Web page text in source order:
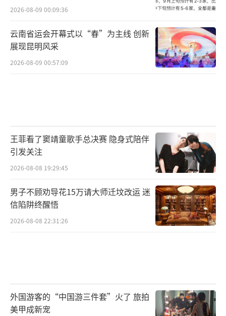
2026-08-09 00:09:36
云南省运会开幕式以“春”为主线 创新
展现昆明风采
2026-08-09 00:57:09
王菲看了窦靖童歌手总决赛 隐身式陪伴
引发关注
2026-08-08 19:29:45
男子不顾劝导花15万请大师迁坟改运 迷
信陷阱终醒悟
2026-08-08 22:31:26
外国游客的“中国游三件套”火了 旅拍
美甲成新宠